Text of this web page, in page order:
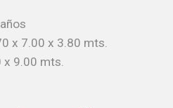
x 7.00 x 3.80 mts.
x 9.00 mts.